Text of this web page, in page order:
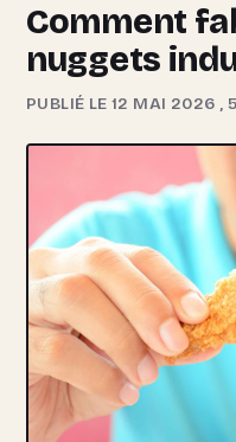
Comment
nuggets
PUBLIÉ LE 12 MAI 2026 ,